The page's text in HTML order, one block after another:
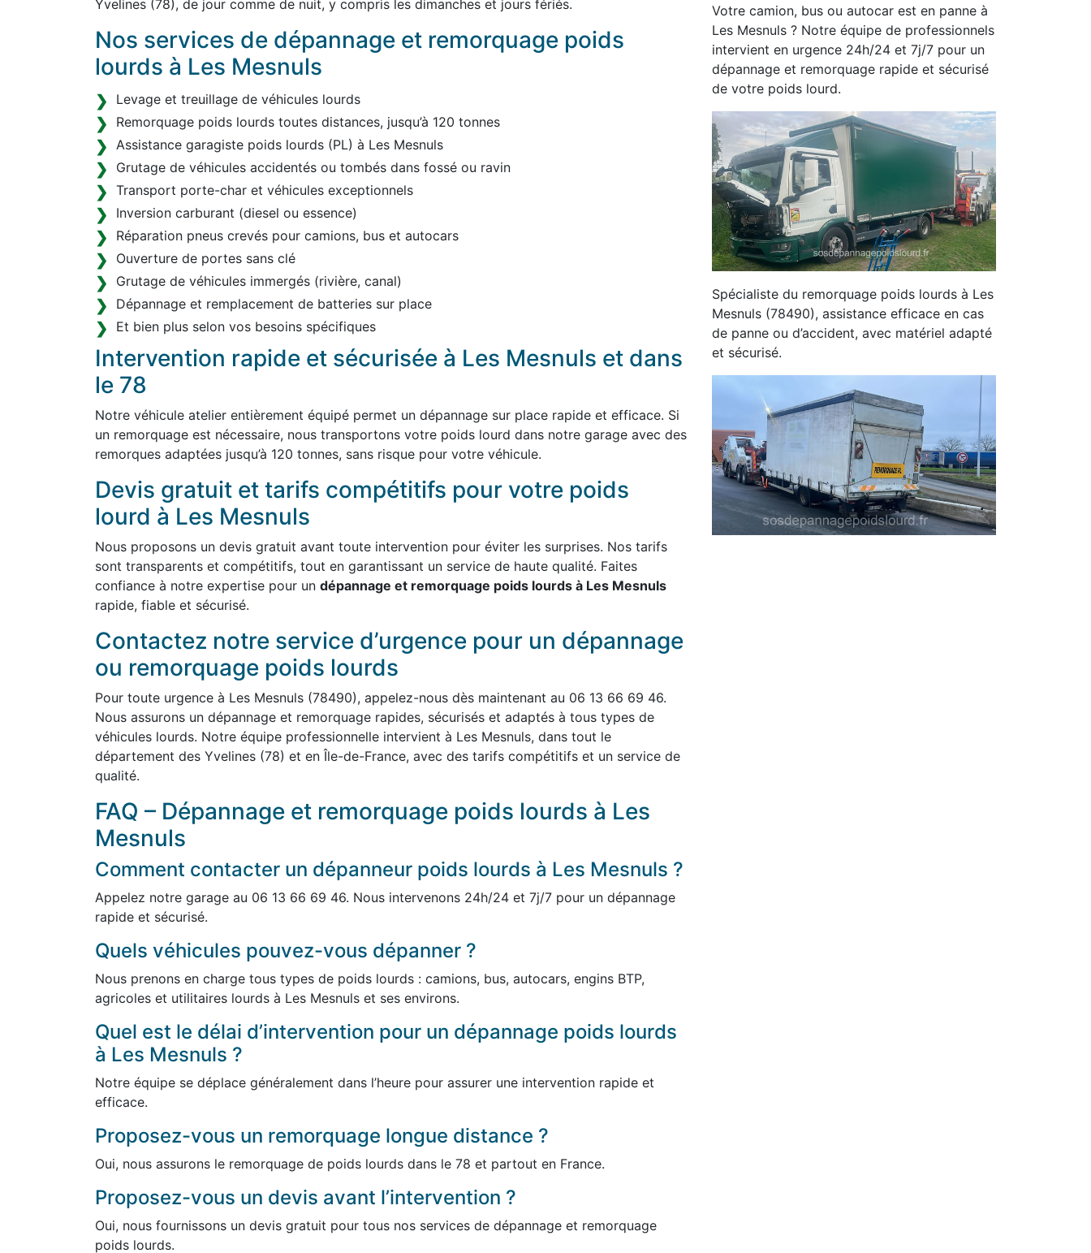
Yvelines (78), de jour comme de nuit, y compris les dimanches et jours fériés.
Nos services de dépannage et remorquage poids
lourds à Les Mesnuls
Levage et treuillage de véhicules lourds
Remorquage poids lourds toutes distances, jusqu’à 120 tonnes
Assistance garagiste poids lourds (PL) à Les Mesnuls
Grutage de véhicules accidentés ou tombés dans fossé ou ravin
Transport porte-char et véhicules exceptionnels
Inversion carburant (diesel ou essence)
Réparation pneus crevés pour camions, bus et autocars
Ouverture de portes sans clé
Grutage de véhicules immergés (rivière, canal)
Dépannage et remplacement de batteries sur place
Et bien plus selon vos besoins spécifiques
Intervention rapide et sécurisée à Les Mesnuls et dans
le 78
Notre véhicule atelier entièrement équipé permet un dépannage sur place rapide et efficace. Si
un remorquage est nécessaire, nous transportons votre poids lourd dans notre garage avec des
remorques adaptées jusqu’à 120 tonnes, sans risque pour votre véhicule.
Devis gratuit et tarifs compétitifs pour votre poids
lourd à Les Mesnuls
Nous proposons un devis gratuit avant toute intervention pour éviter les surprises. Nos tarifs
sont transparents et compétitifs, tout en garantissant un service de haute qualité. Faites
confiance à notre expertise pour un dépannage et remorquage poids lourds à Les Mesnuls
rapide, fiable et sécurisé.
Contactez notre service d’urgence pour un dépannage
ou remorquage poids lourds
Pour toute urgence à Les Mesnuls (78490), appelez-nous dès maintenant au 06 13 66 69 46.
Nous assurons un dépannage et remorquage rapides, sécurisés et adaptés à tous types de
véhicules lourds. Notre équipe professionnelle intervient à Les Mesnuls, dans tout le
département des Yvelines (78) et en Île-de-France, avec des tarifs compétitifs et un service de
qualité.
FAQ – Dépannage et remorquage poids lourds à Les
Mesnuls
Comment contacter un dépanneur poids lourds à Les Mesnuls ?
Appelez notre garage au 06 13 66 69 46. Nous intervenons 24h/24 et 7j/7 pour un dépannage
rapide et sécurisé.
Quels véhicules pouvez-vous dépanner ?
Nous prenons en charge tous types de poids lourds : camions, bus, autocars, engins BTP,
agricoles et utilitaires lourds à Les Mesnuls et ses environs.
Quel est le délai d’intervention pour un dépannage poids lourds
à Les Mesnuls ?
Notre équipe se déplace généralement dans l’heure pour assurer une intervention rapide et
efficace.
Proposez-vous un remorquage longue distance ?
Oui, nous assurons le remorquage de poids lourds dans le 78 et partout en France.
Proposez-vous un devis avant l’intervention ?
Oui, nous fournissons un devis gratuit pour tous nos services de dépannage et remorquage
poids lourds.
Votre camion, bus ou autocar est en panne à
Les Mesnuls ? Notre équipe de professionnels
intervient en urgence 24h/24 et 7j/7 pour un
dépannage et remorquage rapide et sécurisé
de votre poids lourd.
Spécialiste du remorquage poids lourds à Les
Mesnuls (78490), assistance efficace en cas
de panne ou d’accident, avec matériel adapté
et sécurisé.